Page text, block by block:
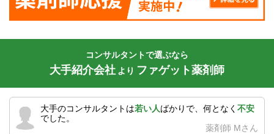
コンサルタントで選ぶなら
大手紹介会社 より ファゲット薬剤師
大手のコンサルタントは若い人ばかりで、何となく 不安
でした。
薬剤師 Mさん